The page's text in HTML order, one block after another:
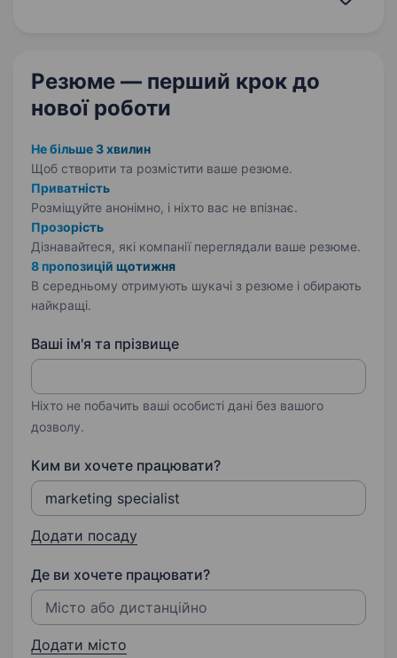
Резюме — перший крок до
нової роботи
Не більше 3 хвилин
Щоб створити та розмістити ваше резюме.
Приватність
Розміщуйте анонімно, і ніхто вас не впізнає.
Прозорість
Дізнавайтеся, які компанії переглядали ваше резюме.
8 пропозицій щотижня
В середньому отримують шукачі з резюме і обирають
найкращі.
Ваші ім'я та прізвище
Ніхто не побачить ваші особисті дані без вашого
дозволу.
Ким ви хочете працювати?
Додати посаду
Де ви хочете працювати?
Додати місто